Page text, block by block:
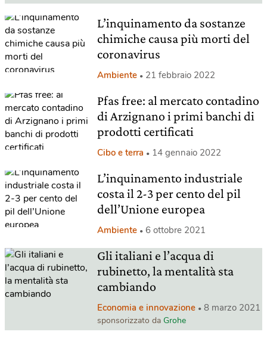
L’inquinamento da sostanze
chimiche causa più morti del
coronavirus
Ambiente 21 febbraio 2022
Pfas free: al mercato contadino
di Arzignano i primi banchi di
prodotti certificati
Cibo e terra 14 gennaio 2022
L’inquinamento industriale
costa il 2-3 per cento del pil
dell’Unione europea
Ambiente 6 ottobre 2021
Gli italiani e l’acqua di
rubinetto, la mentalità sta
cambiando
Economia e innovazione 8 marzo 2021
sponsorizzato da Grohe